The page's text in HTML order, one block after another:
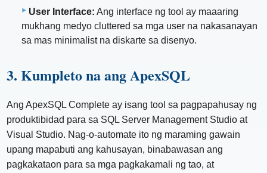
User Interface: Ang interface ng tool ay maaaring
mukhang medyo cluttered sa mga user na nakasanayan
sa mas minimalist na diskarte sa disenyo.
3. Kumpleto na ang ApexSQL
Ang ApexSQL Complete ay isang tool sa pagpapahusay ng
produktibidad para sa SQL Server Management Studio at
Visual Studio. Nag-o-automate ito ng maraming gawain
upang mapabuti ang kahusayan, binabawasan ang
pagkakataon para sa mga pagkakamali ng tao, at